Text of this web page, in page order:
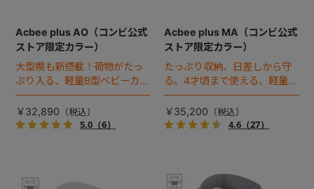
Acbee plus AO（コンビ公式
ストア限定カラー）
大型幌も新搭載！荷物がたっ
ぷり入る、軽量B型ベビーカー
のコンビ公式ストア限定カラ
ー（2023年モデル）。
￥32,890
5.0（6）
Acbee plus MA（コンビ公式
ストア限定カラー）
たっぷり収納、日差しから守
る。4才頃まで使える、軽量B
型ベビーカー。
￥35,200
4.6（27）